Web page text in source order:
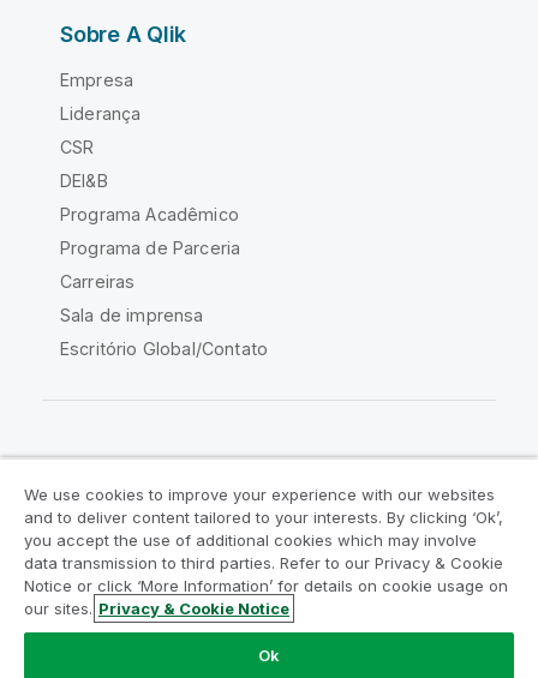
Sobre A Qlik
Empresa
Liderança
CSR
DEI&B
Programa Acadêmico
Programa de Parceria
Carreiras
Sala de imprensa
Escritório Global/Contato
Acordos legais
Termos do produto
Legal Policies
Políticas Legais
Termos de uso
Marcas comerciais
Do Not Share My Info
Copyright © 1993-2026 QlikTech International AB. Todos os
We use cookies to improve your experience with our websites
and to deliver content tailored to your interests. By clicking ‘Ok’,
you accept the use of additional cookies which may involve
data transmission to third parties. Refer to our Privacy & Cookie
Notice or click ‘More Information’ for details on cookie usage on
our sites. Privacy & Cookie Notice
Ok